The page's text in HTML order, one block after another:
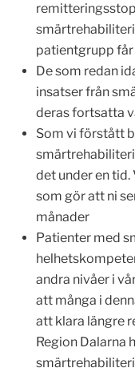
patientgrupp
De som redan
insatser från
deras fortsatta
Som vi förstått
det under en
som gör att ni
månader
Patienter med
andra nivåer i
att många i
att klara längre
Region Dalarna